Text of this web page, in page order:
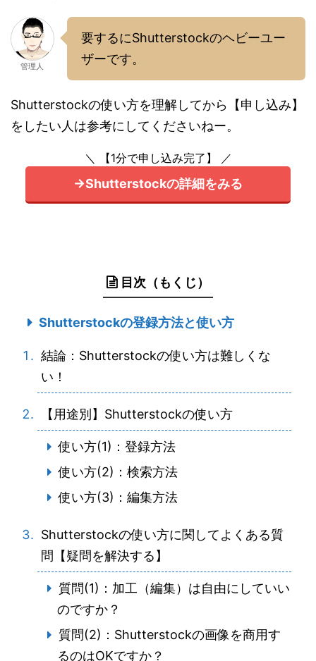
管理人
要するにShutterstockのヘビーユー
ザーです。
Shutterstockの使い方を理解してから【申し込み】
をしたい人は参考にしてくださいねー。
＼ 【1分で申し込み完了】 ／
→Shutterstockの詳細をみる
目次（もくじ）
Shutterstockの登録方法と使い方
結論：Shutterstockの使い方は難しくな
い！
【用途別】Shutterstockの使い方
使い方(1)：登録方法
使い方(2)：検索方法
使い方(3)：編集方法
Shutterstockの使い方に関してよくある質
問【疑問を解決する】
質問(1)：加工（編集）は自由にしていい
のですか？
質問(2)：Shutterstockの画像を商用す
るのはOKですか？